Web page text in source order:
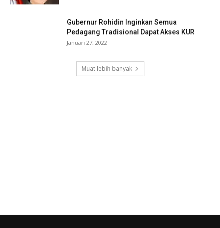
Gubernur Rohidin Inginkan Semua
Pedagang Tradisional Dapat Akses KUR
Januari 27, 2022
Muat lebih banyak